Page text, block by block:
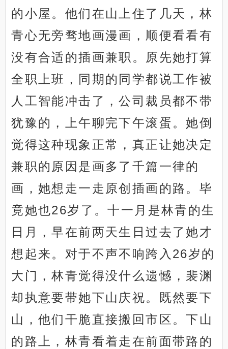
的小屋。他们在山上住了几天，林
青心无旁骛地画漫画，顺便看看有
没有合适的插画兼职。原先她打算
全职上班，同期的同学都说工作被
人工智能冲击了，公司裁员都不带
犹豫的，上午聊完下午滚蛋。她倒
觉得这种现象正常，真正让她决定
兼职的原因是画多了千篇一律的
画，她想走一走原创插画的路。毕
竟她也26岁了。十一月是林青的生
日月，早在前两天生日过去了她才
想起来。对于不声不响跨入26岁的
大门，林青觉得没什么遗憾，裴渊
却执意要带她下山庆祝。既然要下
山，他们干脆直接搬回市区。下山
的路上，林青看着走在前面带路的